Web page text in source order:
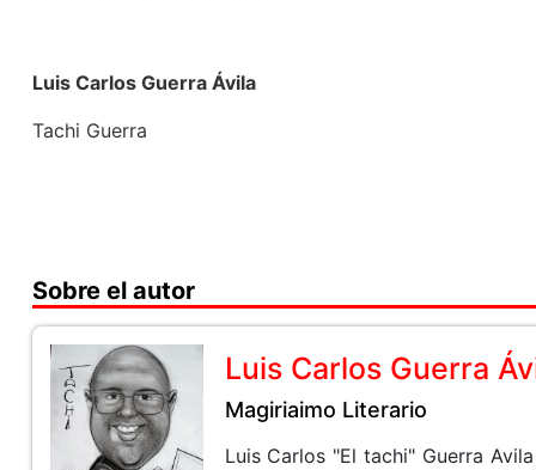
Luis Carlos Guerra Ávila
Tachi Guerra
Sobre el autor
Luis Carlos Guerra
Magiriaimo Literario
Luis Carlos "El tachi" Guerra